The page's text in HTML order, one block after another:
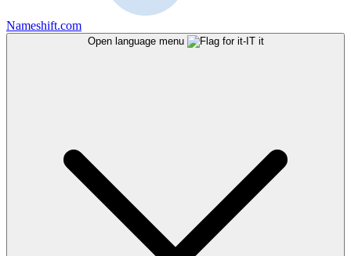
Nameshift.com
Open language menu it